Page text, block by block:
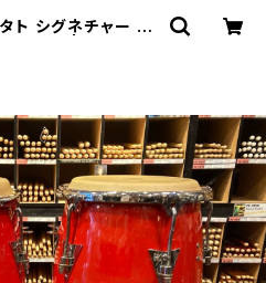
シグネチャー コ